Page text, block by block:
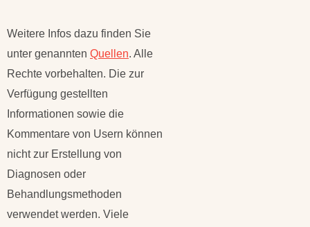
Weitere Infos dazu finden Sie
unter genannten Quellen. Alle
Rechte vorbehalten. Die zur
Verfügung gestellten
Informationen sowie die
Kommentare von Usern können
nicht zur Erstellung von
Diagnosen oder
Behandlungsmethoden
verwendet werden. Viele